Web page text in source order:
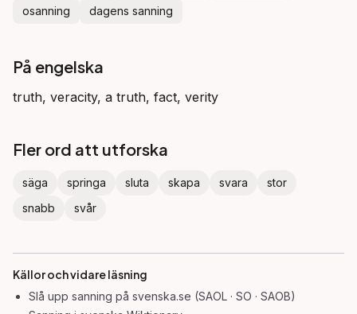
osanning
dagens sanning
På engelska
truth, veracity, a truth, fact, verity
Fler ord att utforska
säga springa sluta skapa svara
stor
snabb
svår
Källor och vidare läsning
Slå upp sanning på svenska.se (SAOL · SO · SAOB)